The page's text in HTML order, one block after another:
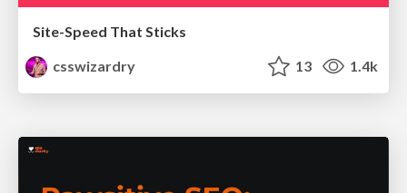
Site-Speed That Sticks
csswizardry
13 1.4k